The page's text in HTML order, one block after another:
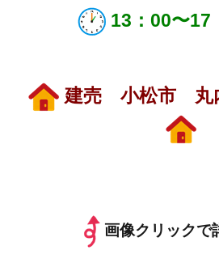
13：00〜17
建売 小松市 丸
画像クリックで